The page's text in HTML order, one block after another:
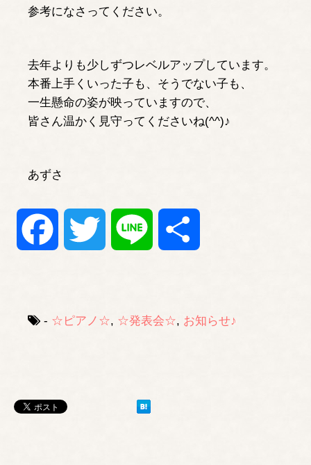
参考になさってください。
去年よりも少しずつレベルアップしています。
本番上手くいった子も、そうでない子も、
一生懸命の姿が映っていますので、
皆さん温かく見守ってくださいね(^^)♪
あずさ
Facebook Twitter Line
- ☆ピアノ☆, ☆発表会☆, お知らせ♪